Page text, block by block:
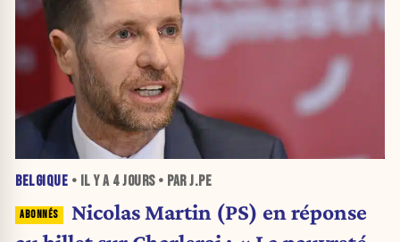
BELGIQUE • IL Y A 4 JOURS• PAR J.PE
Nicolas Martin (PS) en réponse